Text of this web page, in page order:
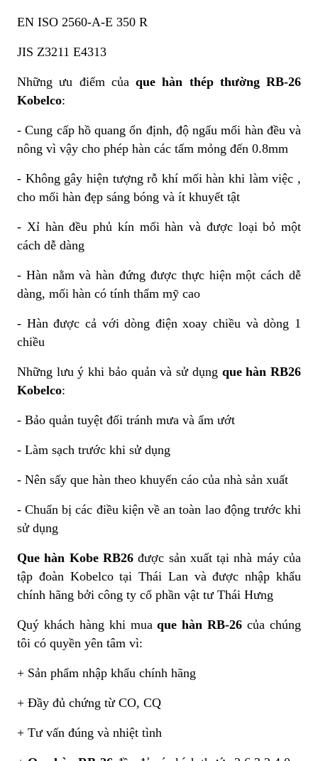
EN ISO 2560-A-E 350 R
JIS Z3211 E4313
Những ưu điểm của que hàn thép thường RB-26
Kobelco:
- Cung cấp hồ quang ổn định, độ ngấu mối hàn đều và
nông vì vậy cho phép hàn các tấm mỏng đến 0.8mm
- Không gây hiện tượng rỗ khí mối hàn khi làm việc ,
cho mối hàn đẹp sáng bóng và ít khuyết tật
- Xỉ hàn đều phủ kín mối hàn và được loại bỏ một
cách dễ dàng
- Hàn nằm và hàn đứng được thực hiện một cách dễ
dàng, mối hàn có tính thẩm mỹ cao
- Hàn được cả với dòng điện xoay chiều và dòng 1
chiều
Những lưu ý khi bảo quản và sử dụng que hàn RB26
Kobelco:
- Bảo quản tuyệt đối tránh mưa và ẩm ướt
- Làm sạch trước khi sử dụng
- Nên sấy que hàn theo khuyến cáo của nhà sản xuất
- Chuẩn bị các điều kiện về an toàn lao động trước khi
sử dụng
Que hàn Kobe RB26được sản xuất tại nhà máy của
tập đoàn Kobelco tại Thái Lan và được nhập khẩu
chính hãng bởi công ty cổ phần vật tư Thái Hưng
Quý khách hàng khi muaque hàn RB-26 của chúng
tôi có quyền yên tâm vì:
+ Sản phẩm nhập khẩu chính hãng
+ Đầy đủ chứng từ CO, CQ
+ Tư vấn đúng và nhiệt tình